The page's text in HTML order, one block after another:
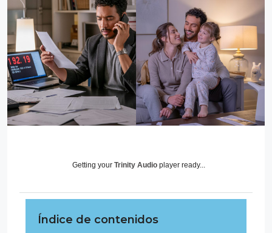
Getting your Trinity Audio player ready...
Índice de contenidos